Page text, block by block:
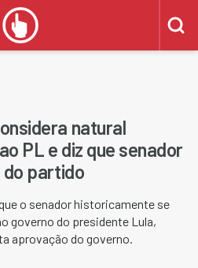
natural
PL e diz que senador
do partido
o senador historicamente se
governo do presidente Lula,
aprovação do governo.